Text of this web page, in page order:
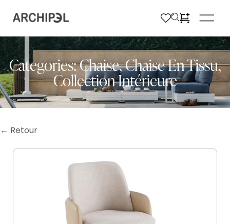
Categories:Chaise,Chaise En Tissu,
Collection Intérieure
← Retour